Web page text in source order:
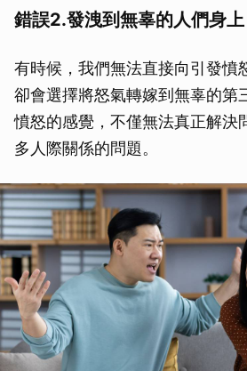
錯誤2.發洩到無辜的人們身上
有時候，我們無法直接向引發憤
卻會選擇將怒氣轉嫁到無辜的第
憤怒的感覺，不僅無法真正解決
多人際關係的問題。